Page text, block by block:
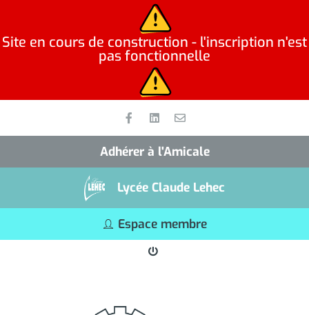
Site en cours de construction - l'inscription n'est
pas fonctionnelle
Adhérer à l'Amicale
Lycée Claude Lehec
Espace membre